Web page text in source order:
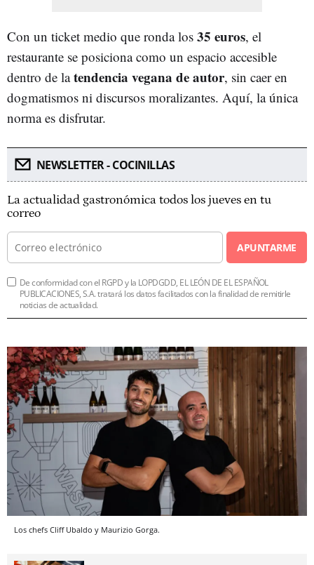
Con un ticket medio que ronda los 35 euros, el
restaurante se posiciona como un espacio accesible
dentro de latendencia vegana de autor, sin caer en
dogmatismos ni discursos moralizantes. Aquí, la única
norma es disfrutar.
NEWSLETTER - COCINILLAS
La actualidad gastronómica todos los jueves en tu
correo
APUNTARME
De conformidad con el RGPD y la LOPDGDD, EL LEÓN DE EL ESPAÑOL
PUBLICACIONES, S.A. tratará los datos facilitados con la finalidad de remitirle
noticias de actualidad.
Los chefs Cliff Ubaldo y Maurizio Gorga.